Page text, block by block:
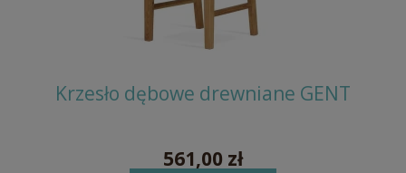
Krzesło dębowe drewniane GENT
561,00 zł